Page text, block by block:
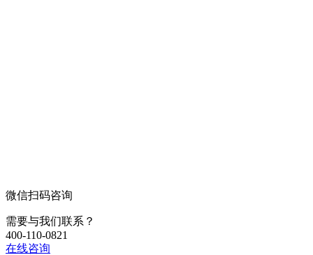
微信扫码咨询
需要与我们联系？
400-110-0821
在线咨询